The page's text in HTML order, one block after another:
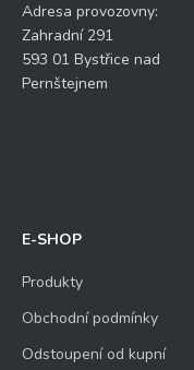
Adresa provozovny:
Zahradní 291
593 01 Bystřice nad
Pernštejnem
E-SHOP
Produkty
Obchodní podmínky
Odstoupení od kupní